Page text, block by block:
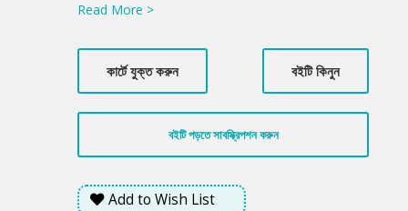
সাজিয়ে রেখেছিলেন। কিন্ত পতুলটা ভেঙে যাওয়ার কারণে সেখান থেকে কোনো
গ্যাসটাই আঘাত করেছে সরাসরি আবিদুর রহমানের কণ্ঠনালীতে। যে কারণে
কোনো ডাক্তারই কারণটা ধরতে পারছিল না। কিন্তু ছোটকাকু সবসময়ই অন্য
রকম চিন্তা করেন।
Read More >
কার্টে যুক্ত করুন বইটি কিনুন
বইটি পড়তে সাবস্ক্রিপশন করুন
Add to Wish List